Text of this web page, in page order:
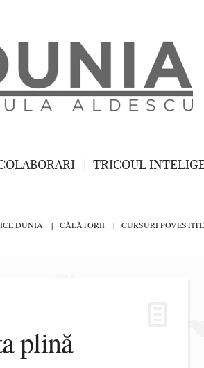
TRICOUL
DUNIA CĂLĂTORII CURSURI POVESTITE
plină